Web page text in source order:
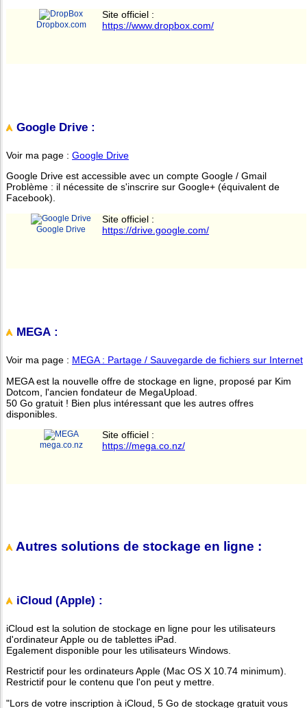
Dropbox.com
Site officiel :
https://www.dropbox.com/
Google Drive :
Voir ma page : Google Drive
Google Drive est accessible avec un compte Google / Gmail
Problème : il nécessite de s'inscrire sur Google+ (équivalent de
Facebook).
Google Drive
Site officiel :
https://drive.google.com/
MEGA :
Voir ma page : MEGA : Partage / Sauvegarde de fichiers sur Internet
MEGA est la nouvelle offre de stockage en ligne, proposé par Kim
Dotcom, l'ancien fondateur de MegaUpload.
50 Go gratuit ! Bien plus intéressant que les autres offres
disponibles.
mega.co.nz
Site officiel :
https://mega.co.nz/
Autres solutions de stockage en ligne :
iCloud (Apple) :
iCloud est la solution de stockage en ligne pour les utilisateurs
d'ordinateur Apple ou de tablettes iPad.
Egalement disponible pour les utilisateurs Windows.
Restrictif pour les ordinateurs Apple (Mac OS X 10.74 minimum).
Restrictif pour le contenu que l'on peut y mettre.
"Lors de votre inscription à iCloud, 5 Go de stockage gratuit vous